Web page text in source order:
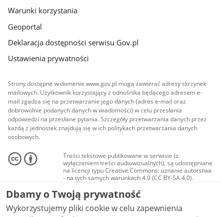
Warunki korzystania
Geoportal
Deklaracja dostępności serwisu Gov.pl
Ustawienia prywatności
Strony dostępne w domenie www.gov.pl mogą zawierać adresy skrzynek
mailowych. Użytkownik korzystający z odnośnika będącego adresem e-
mail zgadza się na przetwarzanie jego danych (adres e-mail oraz
dobrowolnie podanych danych w wiadomości) w celu przesłania
odpowiedzi na przesłane pytania. Szczegóły przetwarzania danych przez
każdą z jednostek znajdują się w ich politykach przetwarzania danych
osobowych.
Treści tekstowe publikowane w serwisie (z
wyłączeniem treści audiowizualnych), są udostępniane
na licencji typu Creative Commons: uznanie autorstwa
- na tych samych warunkach 4.0 (CC BY-SA 4.0).
Materiały audiowizualne, w tym zdjęcia, materiały
audio i wideo, są udostępniane na licencji typu
Creative Commons: uznanie autorstwa użycie
niekomercyjne - bez utworów zależnych 4.0 (CC BY-
NC-ND 4.0), o ile nie jest to stwierdzone inaczej.
Dbamy o Twoją prywatność
Wykorzystujemy pliki cookie w celu zapewnienia